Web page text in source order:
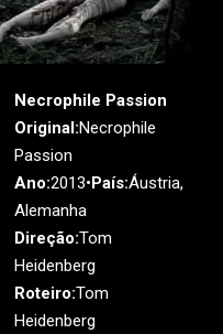
Necrophile Passion
Original:Necrophile
Passion
Ano:2013• País:Áustria,
Alemanha
Direção:Tom
Heidenberg
Roteiro:Tom
Heidenberg